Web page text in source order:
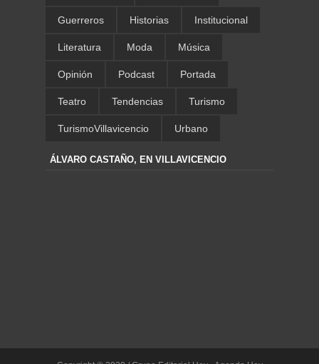
Guerreros Historias Institucional
Literatura Moda Música
Opinión Podcast Portada
Teatro Tendencias Turismo
TurismoVillavicencio Urbano
ÁLVARO CASTAÑO, EN VILLAVICENCIO